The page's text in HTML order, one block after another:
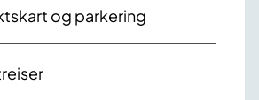
og parkering